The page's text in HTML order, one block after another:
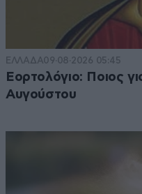
ΕΛΛΑΔΑ09·08·2026 05:45
Εορτολόγιο: Ποιος
Αυγούστου